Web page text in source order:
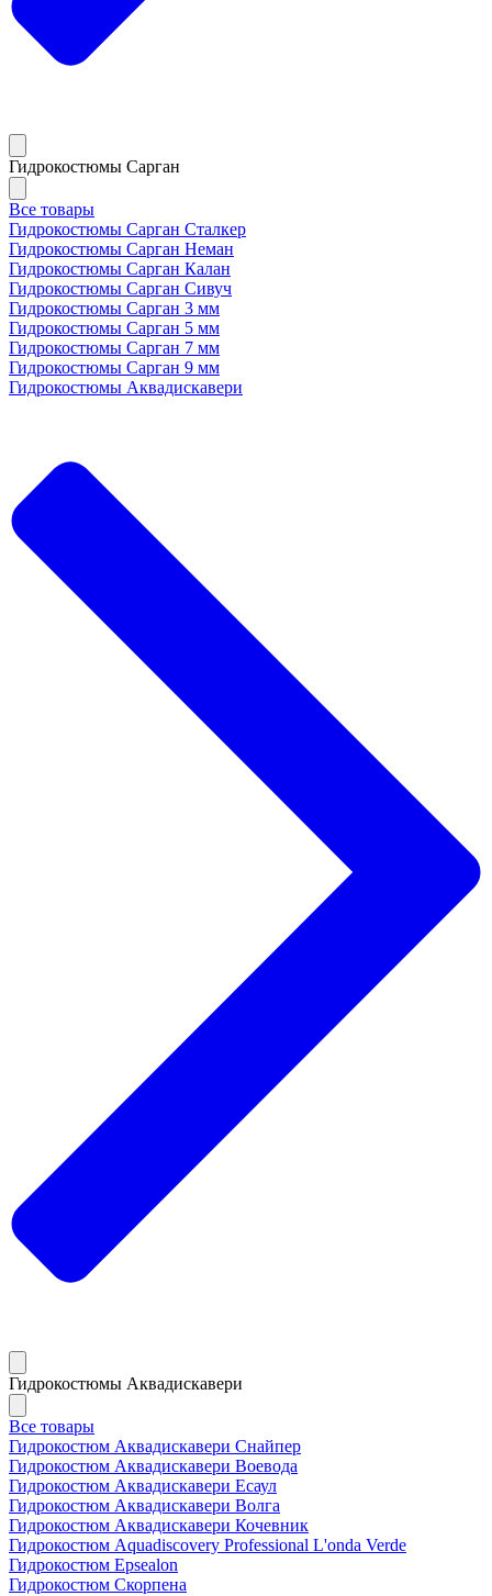
Гидрокостюмы Сарган
Все товары
Гидрокостюмы Сарган Сталкер
Гидрокостюмы Сарган Неман
Гидрокостюмы Сарган Калан
Гидрокостюмы Сарган Сивуч
Гидрокостюмы Сарган 3 мм
Гидрокостюмы Сарган 5 мм
Гидрокостюмы Сарган 7 мм
Гидрокостюмы Сарган 9 мм
Гидрокостюмы Аквадискавери
Гидрокостюмы Аквадискавери
Все товары
Гидрокостюм Аквадискавери Снайпер
Гидрокостюм Аквадискавери Воевода
Гидрокостюм Аквадискавери Есаул
Гидрокостюм Аквадискавери Волга
Гидрокостюм Аквадискавери Кочевник
Гидрокостюм Aquadiscovery Professional L'onda Verde
Гидрокостюм Epsealon
Гидрокостюм Скорпена